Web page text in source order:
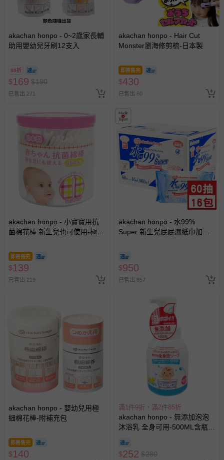
其他常見問題：
運送服務：目前提供的運送僅限台灣本島。如您位於離島地
區，可能會無法配送，或須依據商品需加收離島運費。廠商
費用，可能會另需加收。
商品實際的配達日期，可於訂單個人資料內的查詢訂單內，
已出貨通知之訊息為主。
如您收到商品，請依正常流程檢查是否完好，若商品遇瑕疵
情形，您可申請更換新品或退貨，請見：
若您對於會員帳號、商品訂購與資訊、購物流程、付款方
式、折價券與購物金的使用、退貨及商品運送方式等有疑
問，你可詳見：媽咪愛客服中心
。
預購商品：預購為海外同步代購，遇缺貨即會通知媽咪並協
助取消退款事宜。
商品如因「價格、組合」等錯誤原因，導致無法安排出貨，
會主動以簡訊及mail通知訂單取消事宜，並將提供適當補
償。
akachan honpo - 0~2歲家長輔
助用嬰幼兒牙刷12支入
89折
$169 $190
已售出 271
akachan honpo - Hair Cut
Monster瀏海修剪梳-日本製
即將售完
$430
已售出 60
akachan honpo - 小寶寶用抗
菌棉花棒 新生兒也可使用-極細
即將售完
$139
已售出 219
akachan honpo - 水99%
Super 新生兒屁屁濕紙巾加厚
$950
已售出 857
akachan honpo - 嬰幼兒用極
細棉花棒-附補充包
即將售完
$140
滿1件9折，滿2件85折
akachan honpo - 無添加泡泡
沐浴乳 全身可用-500ML含瓶-
$252 $280